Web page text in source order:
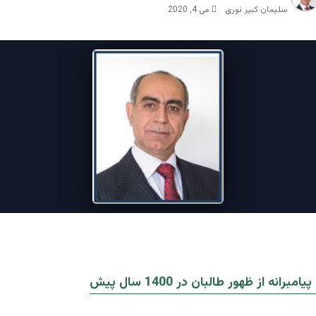
سلیمان کبیر نوری می 4, 2020
از ظهور طالبان در 1400 سال پیش